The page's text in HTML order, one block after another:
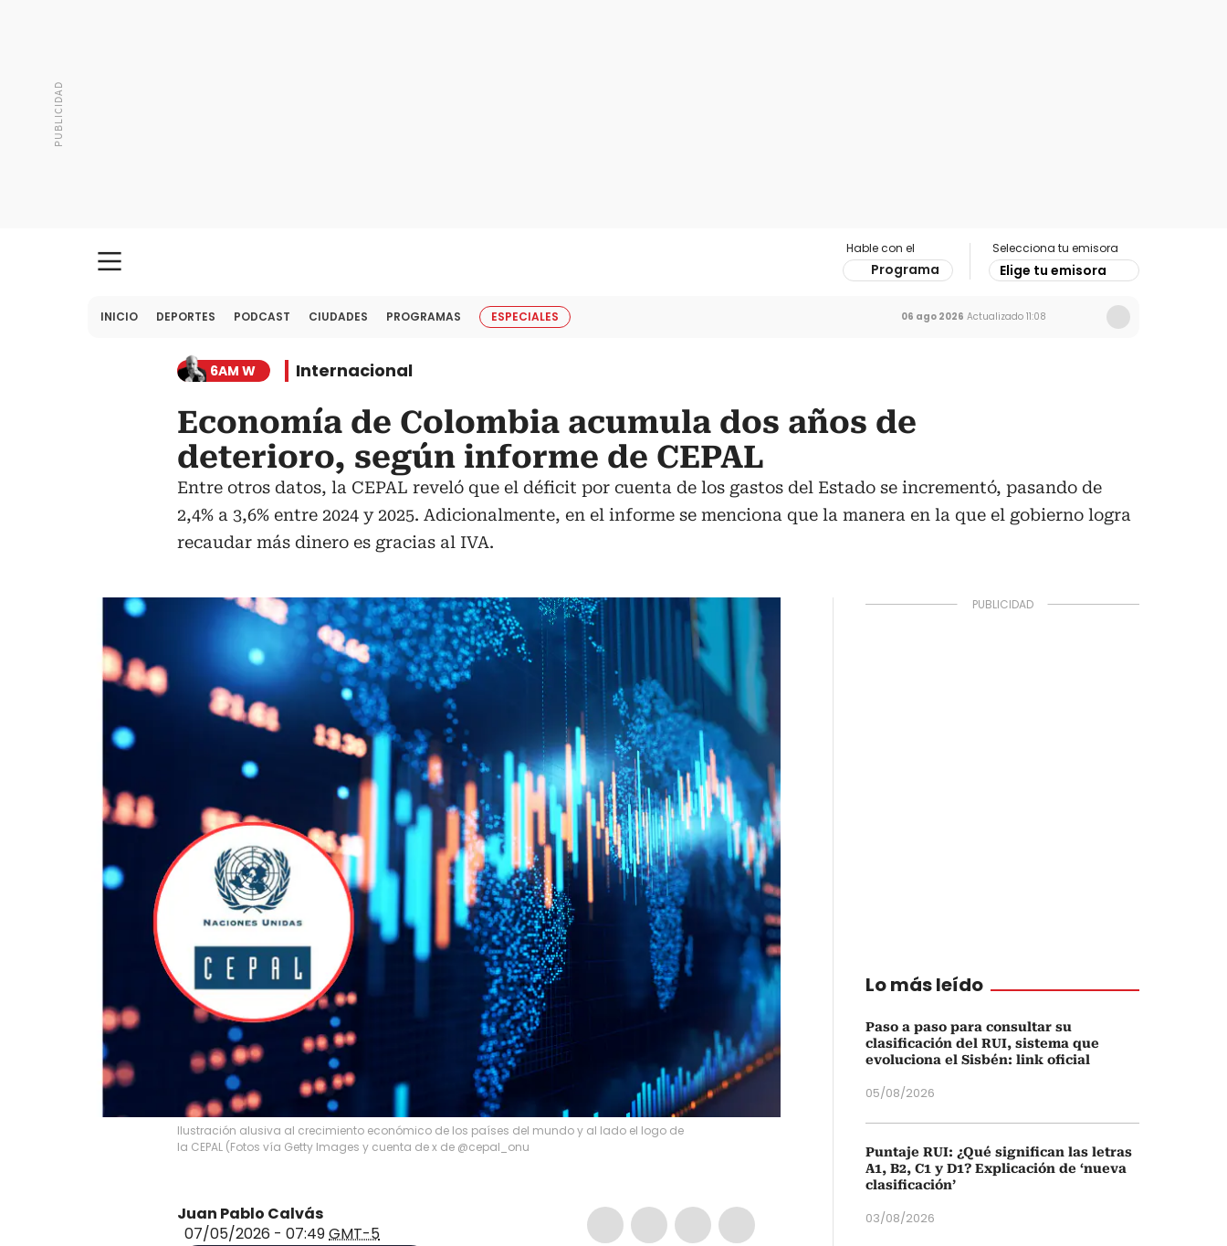
Hable con el
Programa
Selecciona tu emisora
Elige tu emisora
INICIO DEPORTES PODCAST CIUDADES PROGRAMAS ESPECIALES 06 ago 2026 Actualizado 11:08
6AM W Internacional
Economía de Colombia acumula dos años de
deterioro, según informe de CEPAL
Entre otros datos, la CEPAL reveló que el déficit por cuenta de los gastos del Estado se incrementó, pasando de
2,4% a 3,6% entre 2024 y 2025. Adicionalmente, en el informe se menciona que la manera en la que el gobierno logra
recaudar más dinero es gracias al IVA.
Ilustración alusiva al crecimiento económico de los países del mundo y al lado el logo de
la CEPAL (Fotos vía Getty Images y cuenta de x de @cepal_onu
Juan Pablo Calvás
07/05/2026 - 07:49GMT-5
Lo más leído
Paso a paso para consultar su
clasificación del RUI, sistema que
evoluciona el Sisbén: link oficial
05/08/2026
Puntaje RUI: ¿Qué significan las letras
A1, B2, C1 y D1? Explicación de ‘nueva
clasificación’
03/08/2026